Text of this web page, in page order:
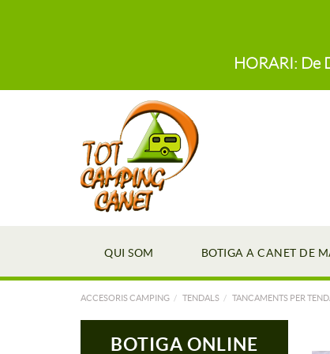
HORARI: De
QUI SOM BOTIGA A CANET DE
ACCESORIS CAMPING TENDALS TANCAMENTS PER
BOTIGA ONLINE